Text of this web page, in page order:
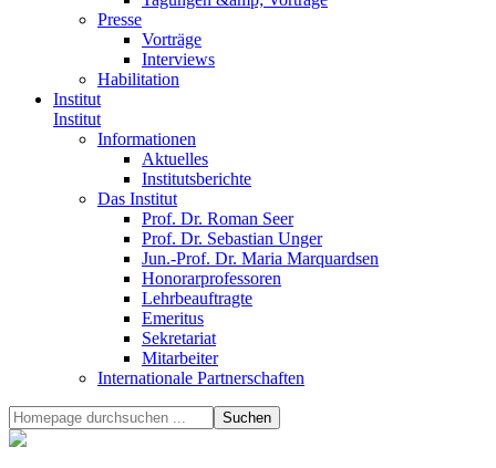
Presse
Vorträge
Interviews
Habilitation
Institut
Institut
Informationen
Aktuelles
Institutsberichte
Das Institut
Prof. Dr. Roman Seer
Prof. Dr. Sebastian Unger
Jun.-Prof. Dr. Maria Marquardsen
Honorarprofessoren
Lehrbeauftragte
Emeritus
Sekretariat
Mitarbeiter
Internationale Partnerschaften